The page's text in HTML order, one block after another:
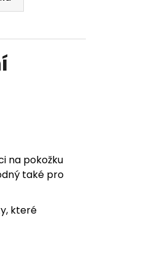
na pokožku
také pro
které